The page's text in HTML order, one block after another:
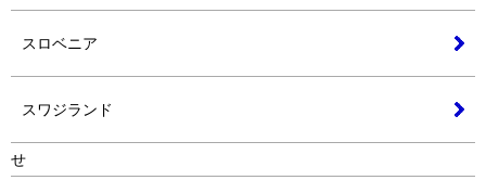
スロベニア
スワジランド
せ